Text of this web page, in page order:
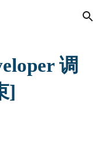
Skip to navigation
调
]